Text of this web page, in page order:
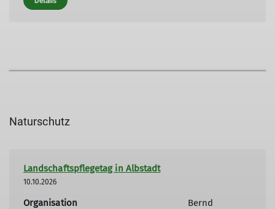
Naturschutz
Landschaftspflegetag in Albstadt
10.10.2026
Organisation
Bernd